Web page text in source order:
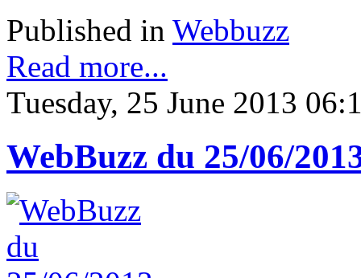
Published in Webbuzz
Read more...
Tuesday, 25 June 2013
WebBuzz du 25/06/